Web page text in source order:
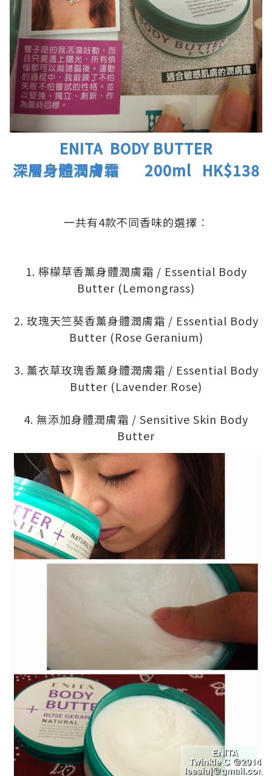
ENITA BODY BUTTER
深層身體潤膚霜 200ml HK$138
一共有4款不同香味的選擇︰
1. 檸檬草香薰身體潤膚霜 / Essential Body
Butter (Lemongrass)
2. 玫瑰天竺葵香薰身體潤膚霜 / Essential Body
Butter (Rose Geranium)
3. 薰衣草玫瑰香薰身體潤膚霜 / Essential Body
Butter (Lavender Rose)
4. 無添加身體潤膚霜 / Sensitive Skin Body
Butter